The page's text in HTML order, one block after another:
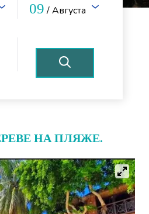
09 / Августа
НА ПЛЯЖЕ.